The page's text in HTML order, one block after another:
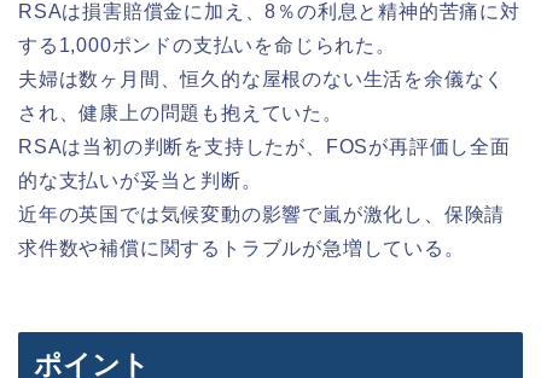
RSAは損害賠償金に加え、8％の利息と精神的苦痛に対
する1,000ポンドの支払いを命じられた。
夫婦は数ヶ月間、恒久的な屋根のない生活を余儀なく
され、健康上の問題も抱えていた。
RSAは当初の判断を支持したが、FOSが再評価し全面
的な支払いが妥当と判断。
近年の英国では気候変動の影響で嵐が激化し、保険請
求件数や補償に関するトラブルが急増している。
ポイント